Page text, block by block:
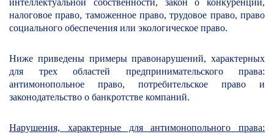
интеллектуальной собственности, закон о конкуренции,
налоговое право, таможенное право, трудовое право, право
социального обеспечения или экологическое право.
Ниже приведены примеры правонарушений, характерных
для трех областей предпринимательского права:
антимонопольное право, потребительское право и
законодательство о банкротстве компаний.
Нарушения, характерные для антимонопольного права: